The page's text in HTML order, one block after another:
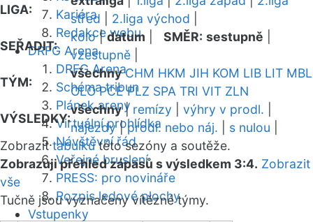
Kariéra
Redakce webu
DRFG Arena
DRFG Arena
Schéma tribun
Plánek areny
Virtuální prohlídka
Návštěvní řád
Veřejné bruslení
PRESS: pro novináře
Rozpis ledové plochy
Vstupenky
LIGA:
střed
2.liga východ
SEŘADIT:
kolo|datum SMĚR: sestupně
vzestupně
TÝM:
všechny CHM HKM JIH KOM LIB LIT MBL
OLO PCE PLZ SPA TRI VIT ZLN
VÝSLEDKY:
všechny| remízy výhry v prodl.
nájezdy|prodl. nebo náj. s nulou
Zobrazittabulkutéto sezóny a soutěže.
Zobrazuji přehled zápasů s výsledkem 3:4. Zobrazit
vše
Tučně jsou vyznačeny vítězné týmy.